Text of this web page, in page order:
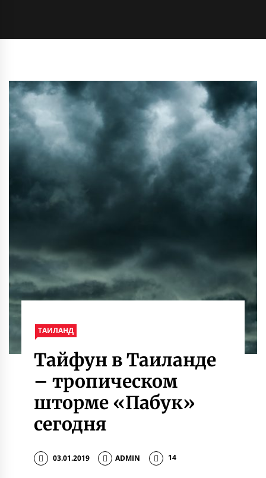
ТАИЛАНД
Тайфун в Таиланде
– тропическом
шторме «Пабук»
сегодня
03.01.2019 ADMIN 14